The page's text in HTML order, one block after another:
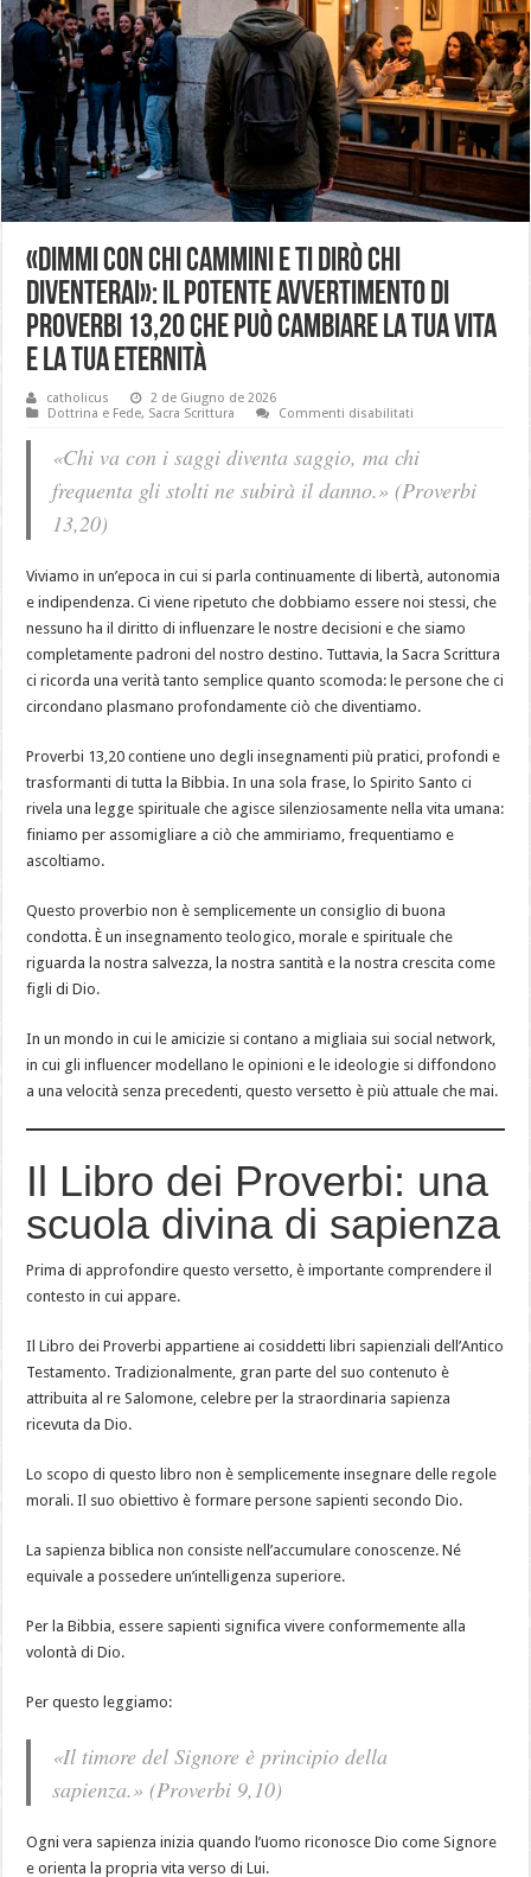
«Dimmi con chi cammini e ti dirò chi
diventerai»: il potente avvertimento di
Proverbi 13,20 che può cambiare la tua vita
e la tua eternità
catholicus
2 de Giugno de 2026
Dottrina e Fede, Sacra Scrittura Commenti disabilitati
chi
e
il
potente
avvertimento
di
Proverbi
che
può
cambiare
la
e
la
tua
«Chi va con i saggi diventa saggio, ma chi
frequenta gli stolti ne subirà il danno.» (Proverbi
13,20)
Viviamo in un’epoca in cui si parla continuamente di libertà, autonomia
e indipendenza. Ci viene ripetuto che dobbiamo essere noi stessi, che
nessuno ha il diritto di influenzare le nostre decisioni e che siamo
completamente padroni del nostro destino. Tuttavia, la Sacra Scrittura
ci ricorda una verità tanto semplice quanto scomoda: le persone che ci
circondano plasmano profondamente ciò che diventiamo.
Proverbi 13,20 contiene uno degli insegnamenti più pratici, profondi e
trasformanti di tutta la Bibbia. In una sola frase, lo Spirito Santo ci
rivela una legge spirituale che agisce silenziosamente nella vita umana:
finiamo per assomigliare a ciò che ammiriamo, frequentiamo e
ascoltiamo.
Questo proverbio non è semplicemente un consiglio di buona
condotta. È un insegnamento teologico, morale e spirituale che
riguarda la nostra salvezza, la nostra santità e la nostra crescita come
figli di Dio.
In un mondo in cui le amicizie si contano a migliaia sui social network,
in cui gli influencer modellano le opinioni e le ideologie si diffondono
a una velocità senza precedenti, questo versetto è più attuale che mai.
Il Libro dei Proverbi: una
scuola divina di sapienza
Prima di approfondire questo versetto, è importante comprendere il
contesto in cui appare.
Il Libro dei Proverbi appartiene ai cosiddetti libri sapienziali dell’Antico
Testamento. Tradizionalmente, gran parte del suo contenuto è
attribuita al re Salomone, celebre per la straordinaria sapienza
ricevuta da Dio.
Lo scopo di questo libro non è semplicemente insegnare delle regole
morali. Il suo obiettivo è formare persone sapienti secondo Dio.
La sapienza biblica non consiste nell’accumulare conoscenze. Né
equivale a possedere un’intelligenza superiore.
Per la Bibbia, essere sapienti significa vivere conformemente alla
volontà di Dio.
Per questo leggiamo:
«Il timore del Signore è principio della
sapienza.» (Proverbi 9,10)
Ogni vera sapienza inizia quando l’uomo riconosce Dio come Signore
e orienta la propria vita verso di Lui.